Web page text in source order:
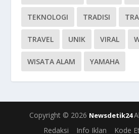
TEKNOLOGI TRADISI
TRAVEL UNIK VIRAL
WISATA ALAM YAMAHA
Copyright © 2026 Newsdetik24
Redaksi
Info Iklan Kode